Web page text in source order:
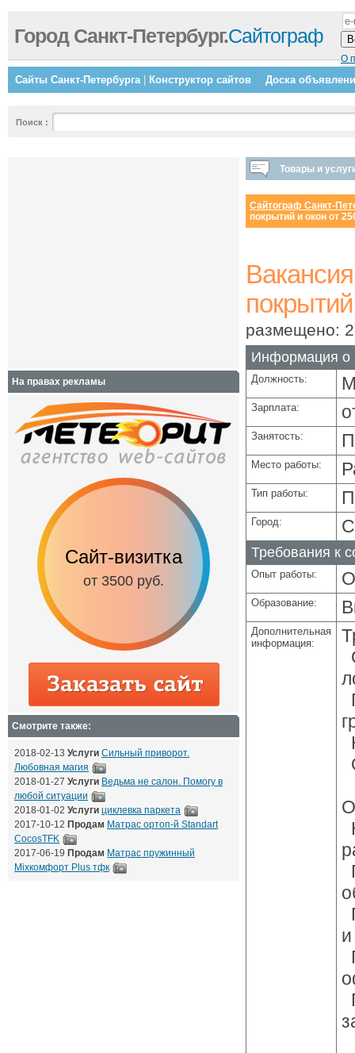
О
Город Санкт-Петербург.Сайтограф
Сайты Санкт-Петербурга| Конструктор сайтов Доска
Поиск :
Товары и
Сайтограф Санкт-
покрытий и окон от
размещено:
Информация о
Должность:
Зарплата:
Занятость:
Место работы:
Тип работы:
Город:
Требования к
Опыт работы:
Образование:
Дополнительная
информация:
На правах рекламы
Сайт-визитка
от 3500 руб.
Сайт с
от 6500 руб.
Смотрите также:
2018-02-13 Услуги Сильный приворот.
Любовная магия
2018-01-27 Услуги Ведьма не салон. Помогу в
любой ситуации
2018-01-02 Услуги циклевка паркета
2017-10-12 Продам Матрас ортоп-й Standart
CocosTFK
2017-06-19 Продам Матрас пружинный
Mixкомфорт Plus тфк